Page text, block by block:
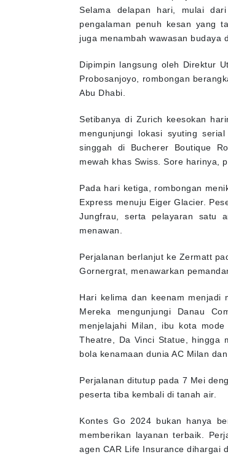
Selama delapan hari, mulai
pengalaman penuh kesan yang
juga menambah wawasan budaya
Dipimpin langsung oleh Direktur
Probosanjoyo, rombongan
Abu Dhabi.
Setibanya di Zurich keesokan
mengunjungi lokasi syuting
singgah di Bucherer Boutique
mewah khas Swiss. Sore harinya,
Pada hari ketiga, rombongan
Express menuju Eiger Glacier.
Jungfrau, serta pelayaran satu
menawan.
Perjalanan berlanjut ke Zermatt
Gornergrat, menawarkan
Hari kelima dan keenam menjadi
Mereka mengunjungi Danau
menjelajahi Milan, ibu kota
Theatre, Da Vinci Statue, hingga
bola kenamaan dunia AC Milan
Perjalanan ditutup pada 7 Mei
peserta tiba kembali di tanah air.
Kontes Go 2024 bukan hanya
memberikan layanan terbaik.
agen CAR Life Insurance dihargai